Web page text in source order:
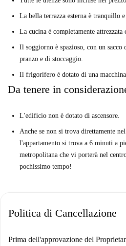
La bella terrazza esterna è tranquillo
La cucina è completamente
Il soggiorno è spazioso, con un
pranzo e di stoccaggio.
Il frigorifero è dotato di una
Da tenere in
L'edificio non è dotato di ascensore.
Anche se non si trova direttamente
l'appartamento si trova a 6 minuti a
metropolitana che vi porterà nel
pochissimo tempo!
Politica di Cancellazione
Prima dell'approvazione del